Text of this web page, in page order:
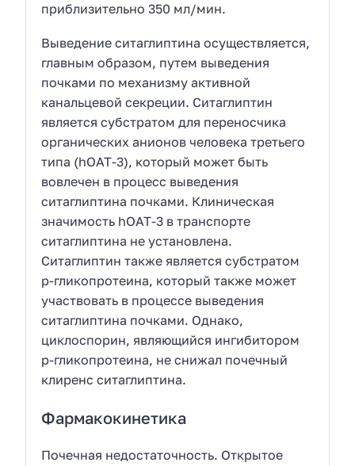
приблизительно 350 мл/мин.
Выведение ситаглиптина осуществляется,
главным образом, путем выведения
почками по механизму активной
канальцевой секреции. Ситаглиптин
является субстратом для переносчика
органических анионов человека третьего
типа (hOAT-3), который может быть
вовлечен в процесс выведения
ситаглиптина почками. Клиническая
значимость hOAT-3 в транспорте
ситаглиптина не установлена.
Ситаглиптин также является субстратом
р-гликопротеина, который также может
участвовать в процессе выведения
ситаглиптина почками. Однако,
циклоспорин, являющийся ингибитором
р-гликопротеина, не снижал почечный
клиренс ситаглиптина.
Фармакокинетика
Почечная недостаточность. Открытое